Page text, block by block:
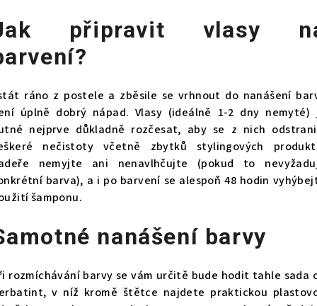
připravit vlasy
ráno z postele a zběsile se vrhnout do nanášení
úplně dobrý nápad. Vlasy (ideálně 1-2 dny nemyté)
nejprve důkladně rozčesat, aby se z nich
nečistoty včetně zbytků stylingových
nemyjte ani nenavlhčujte (pokud to
barva), a i po barvení se alespoň 48 hodin
šamponu.
nanášení barvy
rozmíchávání barvy se vám určitě bude hodit tahle sada
v níž kromě štětce najdete praktickou